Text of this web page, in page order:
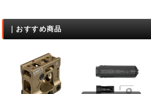
｜おすすめ商品